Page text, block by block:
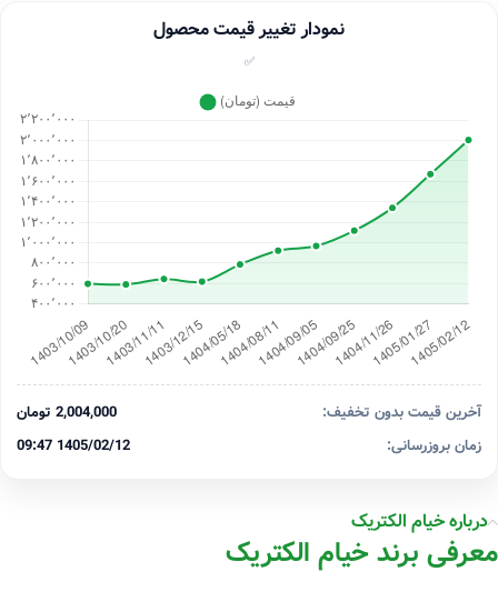
نمودار تغییر قیمت محصول
✅
آخرین قیمت بدون تخفیف:
2,004,000 تومان
زمان بروزرسانی:
1405/02/12 09:47
درباره خیام الکتریک
معرفی برند خیام الکتریک